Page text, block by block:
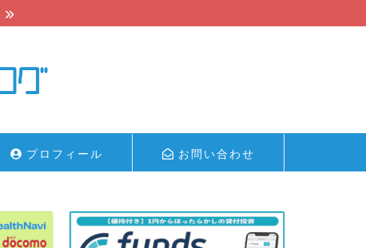
プロフィール お問い合わせ